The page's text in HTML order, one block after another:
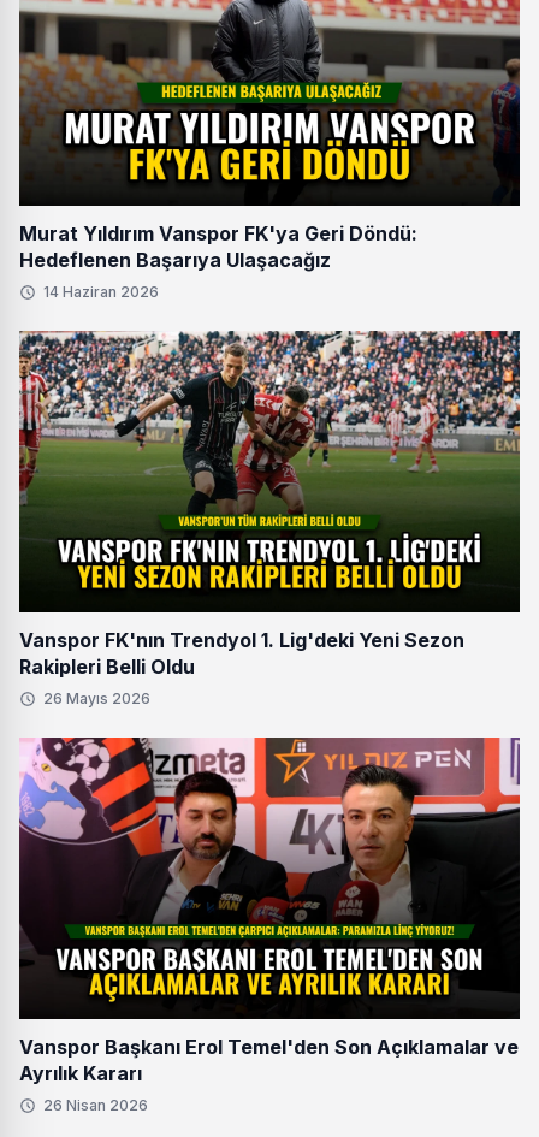
Murat Yıldırım Vanspor FK'ya Geri Döndü:
Hedeflenen Başarıya Ulaşacağız
14 Haziran 2026
Vanspor FK'nın Trendyol 1. Lig'deki Yeni Sezon
Rakipleri Belli Oldu
26 Mayıs 2026
Vanspor Başkanı Erol Temel'den Son Açıklamalar ve
Ayrılık Kararı
26 Nisan 2026